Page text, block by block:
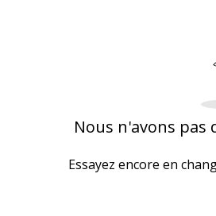
Nous n'avons
Essayez encore en